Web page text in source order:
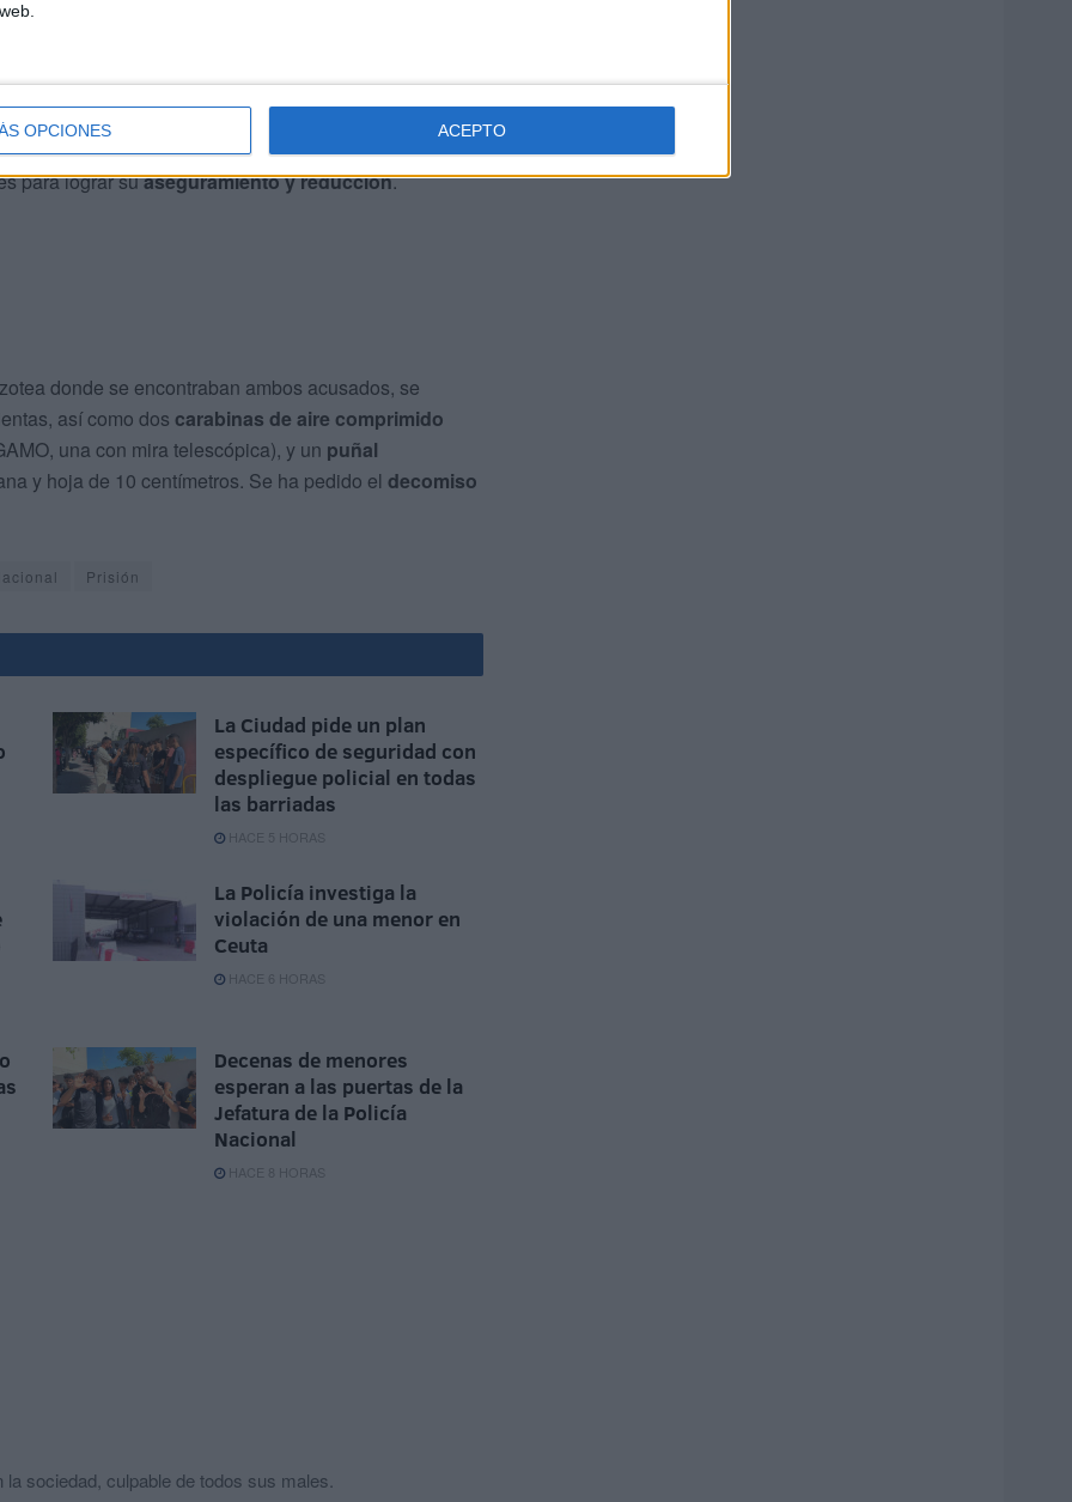
OPCIONES ACEPTO
desde la azotea, procedieron a acceder a la
agente de Policía Nacional localizó a uno de los
este a salir voluntariamente, oponiendo una conducta
y forcejeando con él, debiendo ser
de agentes actuantes, contra los que se revolvió,
para lograr suaseguramiento y reducción.
donde se encontraban ambos acusados, se
así como dos carabinas de aire comprimido
una con mira telescópica), y un puñal
y hoja de 10 centímetros. Se ha pedido el decomiso
Prisión
La Ciudad pide un plan
específico de seguridad con
despliegue policial en todas
las barriadas
HACE 5 HORAS
La Policía investiga la
violación de una menor en
Ceuta
HACE 6 HORAS
Decenas de menores
esperan a las puertas de la
Jefatura de la Policía
Nacional
HACE 8 HORAS
sociedad, culpable de todos sus males.